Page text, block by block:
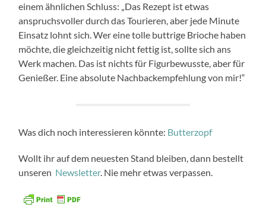
einem ähnlichen Schluss: „Das Rezept ist etwas
anspruchsvoller durch das Tourieren, aber jede Minute
Einsatz lohnt sich. Wer eine tolle buttrige Brioche haben
möchte, die gleichzeitig nicht fettig ist, sollte sich ans
Werk machen. Das ist nichts für Figurbewusste, aber für
Genießer. Eine absolute Nachbackempfehlung von mir!“
Was dich noch interessieren könnte: Butterzopf
Wollt ihr auf dem neuesten Stand bleiben, dann bestellt
unseren Newsletter. Nie mehr etwas verpassen.